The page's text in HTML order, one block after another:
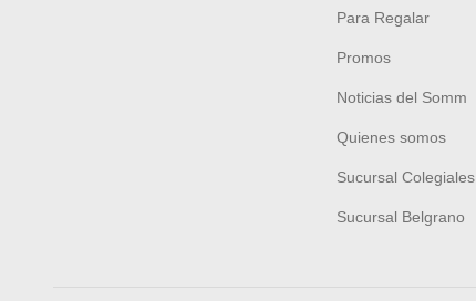
Para Regalar
Promos
Noticias del Somm
Quienes somos
Sucursal Colegiales
Sucursal Belgrano